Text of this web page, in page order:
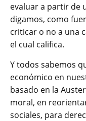
evaluar a partir de
digamos, como
criticar o no a una
el cual califica.
Y todos sabemos
económico en
basado en la
moral, en
sociales, para